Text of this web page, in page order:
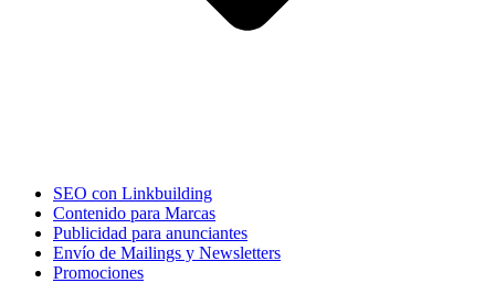
SEO con Linkbuilding
Contenido para Marcas
Publicidad para anunciantes
Envío de Mailings y Newsletters
Promociones